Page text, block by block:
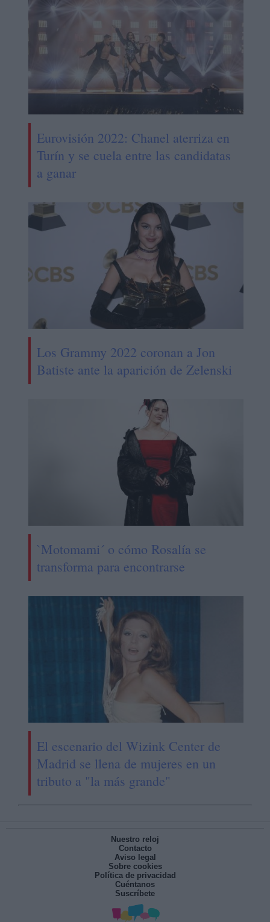
Eurovisión 2022: Chanel aterriza en
Turín y se cuela entre las candidatas
a ganar
Los Grammy 2022 coronan a Jon
Batiste ante la aparición de Zelenski
`Motomami´ o cómo Rosalía se
transforma para encontrarse
El escenario del Wizink Center de
Madrid se llena de mujeres en un
tributo a "la más grande"
Nuestro reloj
Contacto
Aviso legal
Sobre cookies
Política de privacidad
Cuéntanos
Suscríbete